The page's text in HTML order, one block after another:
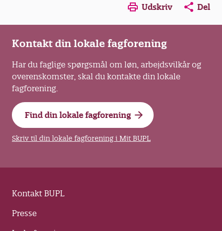
Opens in a new window
Opens in a new
Opens in
Udskriv Del
Kontakt din lokale fagforening
Har du faglige spørgsmål om løn, arbejdsvilkår og
overenskomster, skal du kontakte din lokale
fagforening.
Find din lokale fagforening
Skriv til din lokale fagforening i Mit BUPL
Kontakt BUPL
Presse